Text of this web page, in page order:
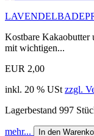
Kostbare Kakaobutter
mit wichtigen...
EUR 2,00
inkl. 20 % USt zzgl.
Lagerbestand 997
mehr... In den